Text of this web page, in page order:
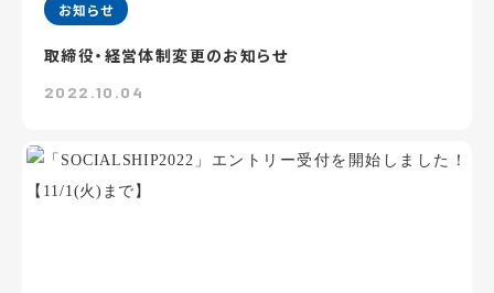
お知らせ
取締役・経営体制変更のお知らせ
2022.10.04